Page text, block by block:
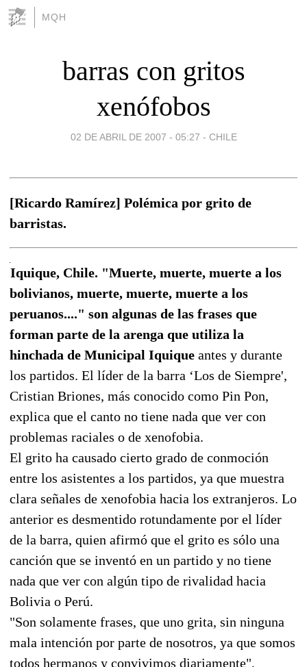
MQH
barras con gritos
xenófobos
02 DE ABRIL DE 2007 - 05:27 - CHILE
[Ricardo Ramírez] Polémica por grito de
barristas.
Iquique, Chile. "Muerte, muerte, muerte a los
bolivianos, muerte, muerte, muerte a los
peruanos...." son algunas de las frases que
forman parte de la arenga que utiliza la
hinchada de Municipal Iquique antes y durante
los partidos. El líder de la barra ‘Los de Siempre',
Cristian Briones, más conocido como Pin Pon,
explica que el canto no tiene nada que ver con
problemas raciales o de xenofobia.
El grito ha causado cierto grado de conmoción
entre los asistentes a los partidos, ya que muestra
clara señales de xenofobia hacia los extranjeros. Lo
anterior es desmentido rotundamente por el líder
de la barra, quien afirmó que el grito es sólo una
canción que se inventó en un partido y no tiene
nada que ver con algún tipo de rivalidad hacia
Bolivia o Perú.
"Son solamente frases, que uno grita, sin ninguna
mala intención por parte de nosotros, ya que somos
todos hermanos y convivimos diariamente",